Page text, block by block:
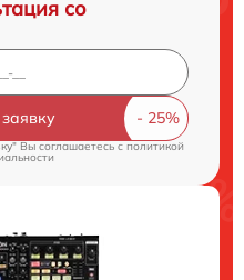
со
Вы соглашаетесь c политикой